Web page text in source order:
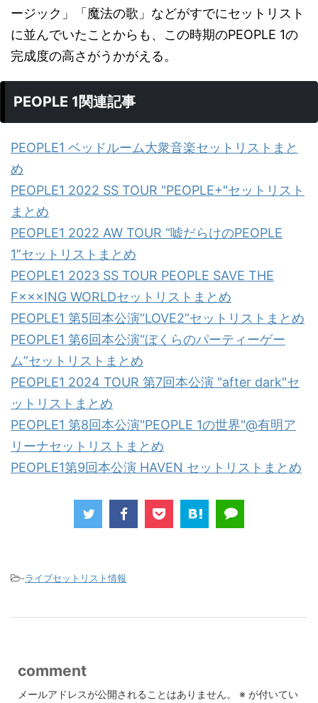
ージック」「魔法の歌」などがすでにセットリスト
に並んでいたことからも、この時期のPEOPLE 1の
完成度の高さがうかがえる。
PEOPLE 1関連記事
PEOPLE1 ベッドルーム大衆音楽セットリストまと
め
PEOPLE1 2022 SS TOUR "PEOPLE+"セットリスト
まとめ
PEOPLE1 2022 AW TOUR “嘘だらけのPEOPLE
1”セットリストまとめ
PEOPLE1 2023 SS TOUR PEOPLE SAVE THE
F×××ING WORLDセットリストまとめ
PEOPLE1 第5回本公演“LOVE2”セットリストまとめ
PEOPLE1 第6回本公演“ぼくらのパーティーゲー
ム”セットリストまとめ
PEOPLE1 2024 TOUR 第7回本公演 "after dark"セ
ットリストまとめ
PEOPLE1 第8回本公演"PEOPLE 1の世界"@有明ア
リーナセットリストまとめ
PEOPLE1第9回本公演 HAVEN セットリストまとめ
-ライブセットリスト情報
comment
メールアドレスが公開されることはありません。 ※ が付いてい